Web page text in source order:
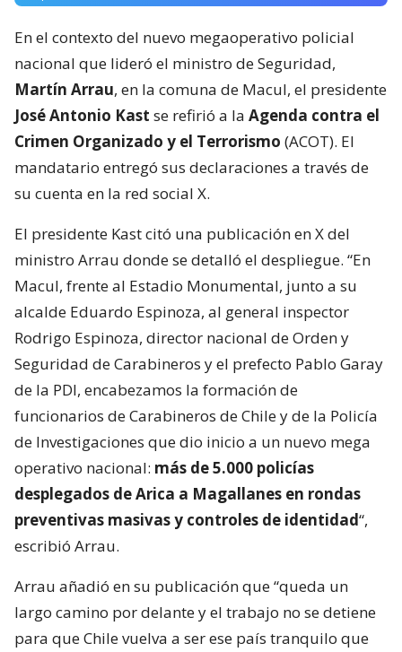
En el contexto del nuevo megaoperativo policial
nacional que lideró el ministro de Seguridad,
Martín Arrau, en la comuna de Macul, el presidente
José Antonio Kast se refirió a la Agenda contra el
Crimen Organizado y el Terrorismo (ACOT). El
mandatario entregó sus declaraciones a través de
su cuenta en la red social X.
El presidente Kast citó una publicación en X del
ministro Arrau donde se detalló el despliegue. “En
Macul, frente al Estadio Monumental, junto a su
alcalde Eduardo Espinoza, al general inspector
Rodrigo Espinoza, director nacional de Orden y
Seguridad de Carabineros y el prefecto Pablo Garay
de la PDI, encabezamos la formación de
funcionarios de Carabineros de Chile y de la Policía
de Investigaciones que dio inicio a un nuevo mega
operativo nacional: más de 5.000 policías
desplegados de Arica a Magallanes en rondas
preventivas masivas y controles de identidad“,
escribió Arrau.
Arrau añadió en su publicación que “queda un
largo camino por delante y el trabajo no se detiene
para que Chile vuelva a ser ese país tranquilo que